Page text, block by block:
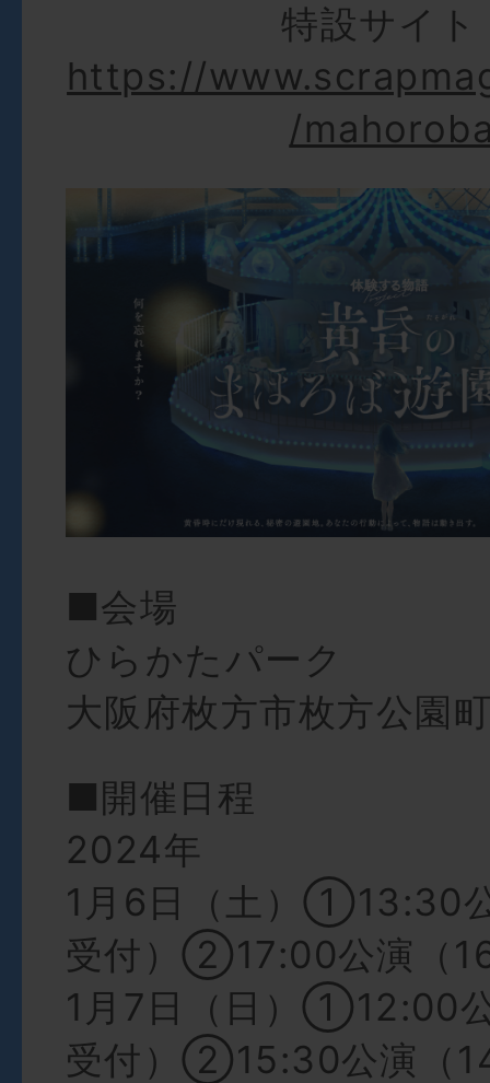
特設サイト
https://
/
■会場
ひらかたパーク
大阪府枚方市枚方公園
■開催日程
2024年
1月6日（土）①13:30
受付）②17:00公演（
1月7日（日）①12:00
受付）②15:30公演（